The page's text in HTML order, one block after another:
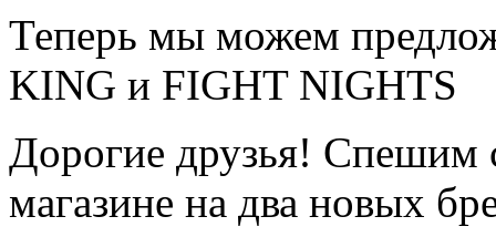
Теперь мы можем
KING и FIGHT NIGHTS
Дорогие друзья! Спешим
магазине на два новых